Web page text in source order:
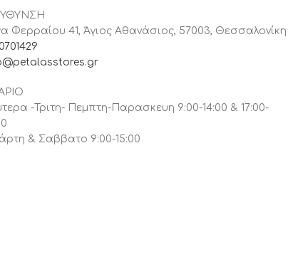
Φερραίου 41, Άγιος Αθανάσιος, 57003, Θεσσαλονίκη
-Τριτη- Πεμπτη-Παρασκευη 9:00-14:00 & 17:00-
& Σαββατο 9:00-15:00